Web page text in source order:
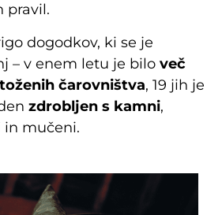
pravil.
dogodkov, ki se je
– v enem letu je bilo več
čarovništva, 19 jih je
zdrobljen s kamni,
in mučeni.